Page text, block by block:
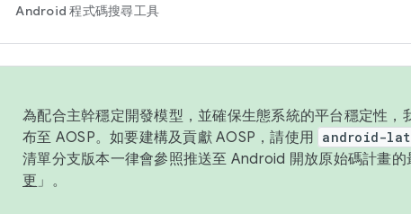
Android 程式碼搜尋工具
為配合主幹穩定開發模型，並確保生態系統的平台穩定性
布至 AOSP。如要建構及貢獻 AOSP，請使用 android-
清單分支版本一律會參照推送至 Android 開放原始碼計畫的
更 」。